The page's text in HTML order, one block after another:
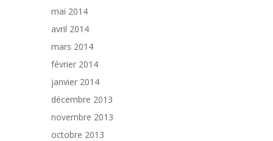
mai 2014
avril 2014
mars 2014
février 2014
janvier 2014
décembre 2013
novembre 2013
octobre 2013